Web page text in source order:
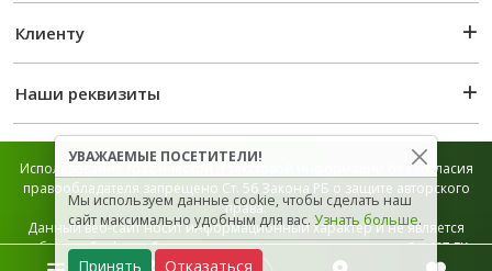
Клиенту
Наши реквизиты
Использование графической и текстовой информации без согласия
правообладателя запрещено Ст. 56 Закона РБ о защите авторского
права.
Данный веб-сайт носит информационный характер и не является
публичной офертой, которая определяется положением Ст. 407 ГК
РБ.
УВАЖАЕМЫЕ ПОСЕТИТЕЛИ!
Мы используем данные cookie, чтобы сделать наш
сайт максимально удобным для вас. Узнать больше.
Принять Отказаться